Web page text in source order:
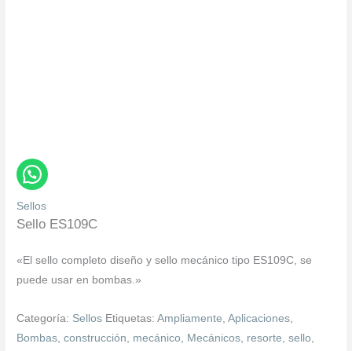
Sellos
Sello ES109C
«El sello completo diseño y sello mecánico tipo ES109C, se
puede usar en bombas.»
Categoría: Sellos Etiquetas:Ampliamente,Aplicaciones,
Bombas,construcción, mecánico, Mecánicos, resorte,sello,